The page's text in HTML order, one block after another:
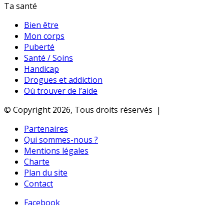
Ta santé
Bien être
Mon corps
Puberté
Santé / Soins
Handicap
Drogues et addiction
Où trouver de l’aide
© Copyright 2026, Tous droits réservés |
Partenaires
Qui sommes-nous ?
Mentions légales
Charte
Plan du site
Contact
Facebook